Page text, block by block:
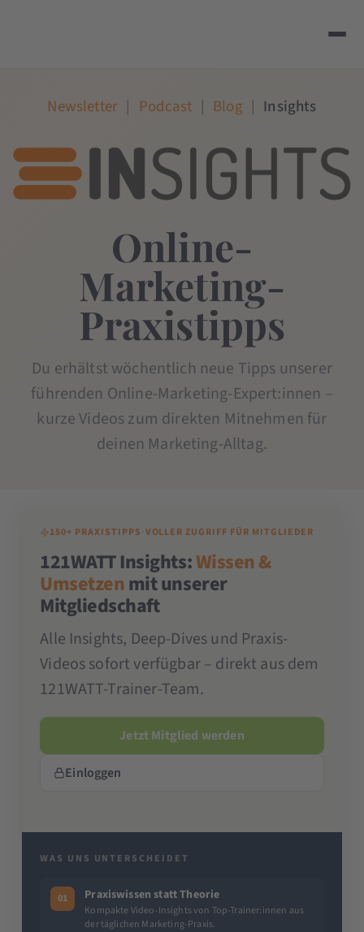
Newsletter | Podcast | Blog | Insights
Online-
Marketing-
Praxistipps
Du erhältst wöchentlich neue Tipps unserer
führenden Online-Marketing-Expert:innen –
kurze Videos zum direkten Mitnehmen für
deinen Marketing-Alltag.
150+ PRAXISTIPPS·VOLLER ZUGRIFF FÜR MITGLIEDER
121WATT Insights:Wissen &
Umsetzenmit unserer
Mitgliedschaft
Alle Insights, Deep-Dives und Praxis-
Videos sofort verfügbar – direkt aus dem
121WATT-Trainer-Team.
Jetzt Mitglied werden
Einloggen
WAS UNS UNTERSCHEIDET
01 Praxiswissen statt Theorie
Kompakte Video-Insights von Top-Trainer:innen aus
der täglichen Marketing-Praxis.